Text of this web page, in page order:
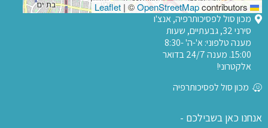
| ©OpenStreetMapcontributors
מכון סול לפסיכותרפיה, אנצ'ו
סירני 32, גבעתיים, שעות
מענה טלפוני: א'-ה' 8:30-
15:00. מענה 24/7 בדואר
אלקטרוני!
מכון סול לפסיכותרפיה
אנחנו כאן בשבילכם -